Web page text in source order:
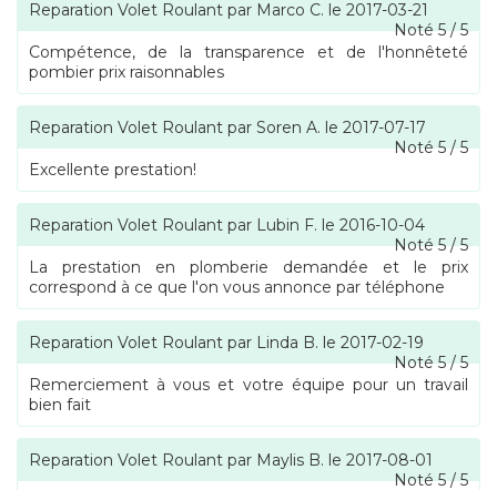
Reparation Volet Roulant par Marco C. le 2017-03-21
Noté5/5
Compétence, de la transparence et de l'honnêteté
pombier prix raisonnables
Reparation Volet Roulant par Soren A. le 2017-07-17
Noté5/5
Excellente prestation!
Reparation Volet Roulant par Lubin F. le 2016-10-04
Noté5/5
La prestation en plomberie demandée et le prix
correspond à ce que l'on vous annonce par téléphone
Reparation Volet Roulant par Linda B. le 2017-02-19
Noté5/5
Remerciement à vous et votre équipe pour un travail
bien fait
Reparation Volet Roulant par Maylis B. le 2017-08-01
Noté5/5